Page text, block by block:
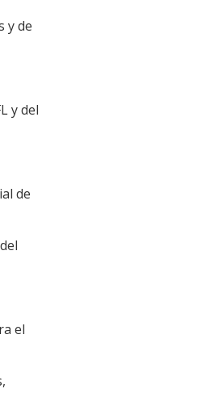
y de
y del
de
el